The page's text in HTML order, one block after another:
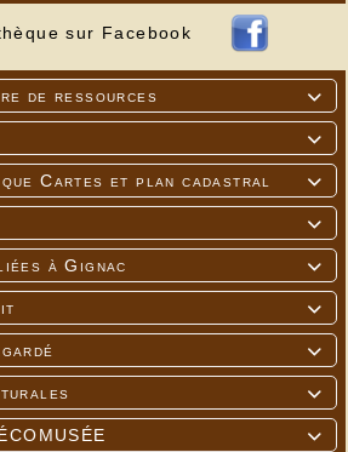
sur Facebook

de ressources


Cartes et plan cadastral


à Gignac



